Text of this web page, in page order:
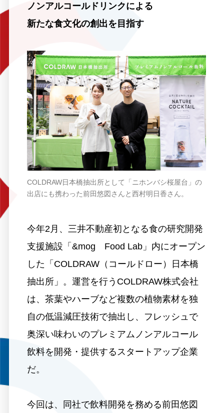
ノンアルコールドリンクによる
新たな食文化の創出を目指す
COLDRAW日本橋抽出所として「ニホンバシ桜屋台」の
出店にも携わった前田悠図さんと西村明日香さん。
今年2月、三井不動産初となる食の研究開発
支援施設「&mog Food Lab」内にオープン
した「COLDRAW（コールドロー）日本橋
抽出所」。運営を行うCOLDRAW株式会社
は、茶葉やハーブなど複数の植物素材を独
自の低温減圧技術で抽出し、フレッシュで
奥深い味わいのプレミアムノンアルコール
飲料を開発・提供するスタートアップ企業
だ。
今回は、同社で飲料開発を務める前田悠図